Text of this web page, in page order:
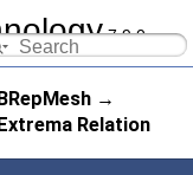
7.9.0
BRepMesh →
Extrema Relation